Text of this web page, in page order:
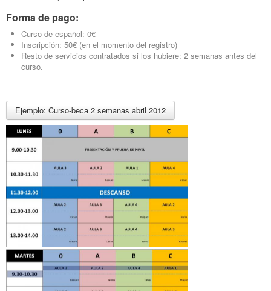
Forma de pago:
Curso de español: 0€
Inscripción: 50€ (en el momento del registro)
Resto de servicios contratados si los hubiere: 2 semanas antes del
curso.
Ejemplo: Curso-beca 2 semanas abril 2012